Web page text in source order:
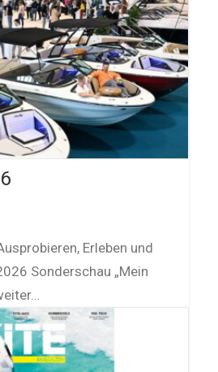
Erleben und
Sonderschau „Mein